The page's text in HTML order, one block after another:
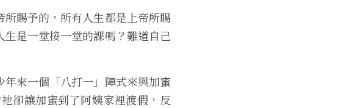
賜予的， 所有人生都是上帝所賜
是一堂接一堂的課嗎？難道自己
年來一個「八打一」陣式來與加蜜
祂卻讓加蜜到了阿姨家裡渡假，反